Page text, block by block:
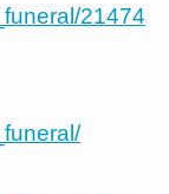
21474